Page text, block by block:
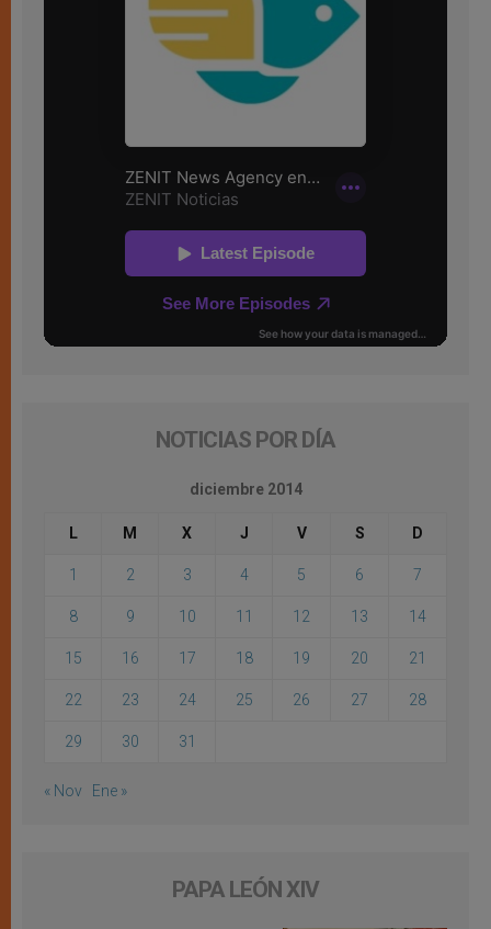
NOTICIAS POR DÍA
diciembre 2014
L M X J V S D
1 2 3 4 5 6 7
8 9 10 11 12 13 14
15 16 17 18 19 20 21
22 23 24 25 26 27 28
29 30 31
« Nov Ene »
PAPA LEÓN XIV